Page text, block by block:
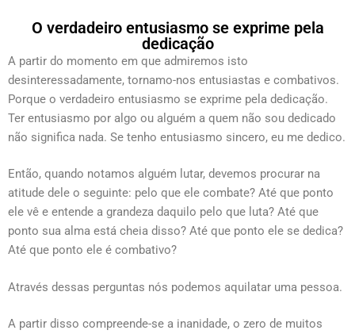
O verdadeiro entusiasmo se exprime pela
dedicação
A partir do momento em que admiremos isto
desinteressadamente, tornamo-nos entusiastas e combativos.
Porque o verdadeiro entusiasmo se exprime pela dedicação.
Ter entusiasmo por algo ou alguém a quem não sou dedicado
não significa nada. Se tenho entusiasmo sincero, eu me dedico.
Então, quando notamos alguém lutar, devemos procurar na
atitude dele o seguinte: pelo que ele combate? Até que ponto
ele vê e entende a grandeza daquilo pelo que luta? Até que
ponto sua alma está cheia disso? Até que ponto ele se dedica?
Até que ponto ele é combativo?
Através dessas perguntas nós podemos aquilatar uma pessoa.
A partir disso compreende-se a inanidade, o zero de muitos